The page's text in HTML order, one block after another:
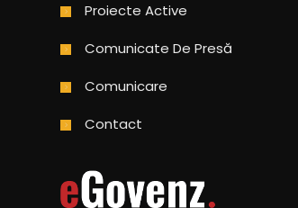
Proiecte Active
Comunicate De Presă
Comunicare
Contact